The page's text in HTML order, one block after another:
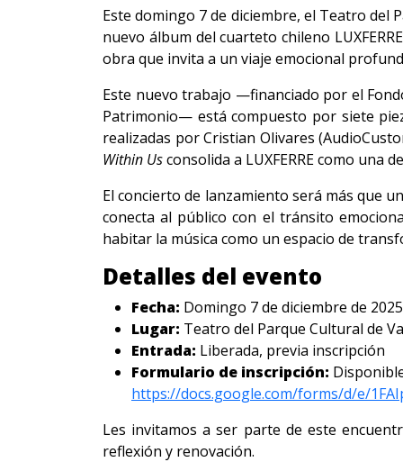
Este domingo 7 de diciembre, el Teatro del
nuevo álbum del cuarteto chileno
obra que invita a un viaje emocional
Este nuevo trabajo —financiado por el
Patrimonio— está compuesto por siete
realizadas por Cristian Olivares
Within Usconsolida a LUXFERRE como una
El concierto de lanzamiento será más que
conecta al público con el tránsito
habitar la música como un espacio de
Detalles del evento
Fecha: Domingo 7 de diciembre de 2025
Lugar: Teatro del Parque Cultural de
Entrada: Liberada, previa inscripción
Formulario de inscripción:
https://docs.google.com/forms/d/e/
Les invitamos a ser parte de este
reflexión y renovación.